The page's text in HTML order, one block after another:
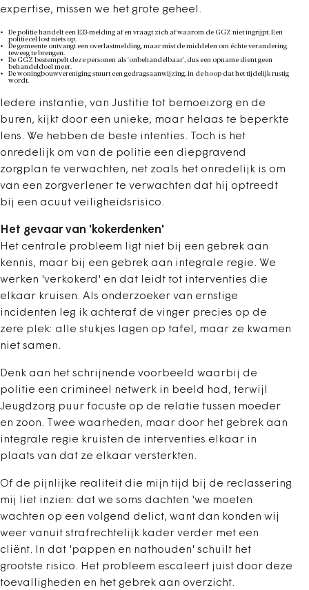
expertise, missen we het grote geheel.
De politie handelt een E33-melding af en vraagt zich af waarom de GGZ niet ingrijpt. Een
politiecel lost niets op.
De gemeente ontvangt een overlastmelding, maar mist de middelen om échte verandering
teweeg te brengen.
De GGZ bestempelt deze personen als 'onbehandelbaar', dus een opname dient geen
behandeldoel meer.
De woningbouwvereniging stuurt een gedragsaanwijzing, in de hoop dat het tijdelijk rustig
wordt.
Iedere instantie, van Justitie tot bemoeizorg en de
buren, kijkt door een unieke, maar helaas te beperkte
lens. We hebben de beste intenties. Toch is het
onredelijk om van de politie een diepgravend
zorgplan te verwachten, net zoals het onredelijk is om
van een zorgverlener te verwachten dat hij optreedt
bij een acuut veiligheidsrisico.
Het gevaar van 'kokerdenken'
Het centrale probleem ligt niet bij een gebrek aan
kennis, maar bij een gebrek aan integrale regie. We
werken 'verkokerd' en dat leidt tot interventies die
elkaar kruisen. Als onderzoeker van ernstige
incidenten leg ik achteraf de vinger precies op de
zere plek: alle stukjes lagen op tafel, maar ze kwamen
niet samen.
Denk aan het schrijnende voorbeeld waarbij de
politie een crimineel netwerk in beeld had, terwijl
Jeugdzorg puur focuste op de relatie tussen moeder
en zoon. Twee waarheden, maar door het gebrek aan
integrale regie kruisten de interventies elkaar in
plaats van dat ze elkaar versterkten.
Of de pijnlijke realiteit die mijn tijd bij de reclassering
mij liet inzien: dat we soms dachten 'we moeten
wachten op een volgend delict, want dan konden wij
weer vanuit strafrechtelijk kader verder met een
cliënt. In dat 'pappen en nathouden' schuilt het
grootste risico. Het probleem escaleert juist door deze
toevalligheden en het gebrek aan overzicht.